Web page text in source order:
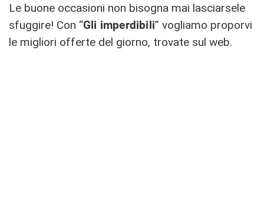
Le buone occasioni non bisogna mai lasciarsele
sfuggire! Con “Gli imperdibili” vogliamo proporvi
le migliori offerte del giorno, trovate sul web.